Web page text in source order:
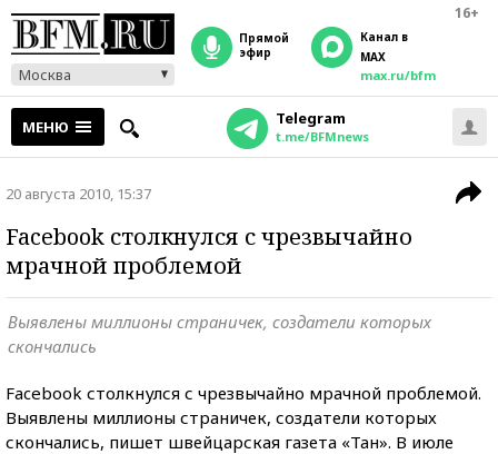
16+
Москва
прямой
эфир
Канал в
MAX
max.ru/bfm
МЕНЮ Telegram
t.me/BFMnews
20 августа 2010, 15:37
Facebook столкнулся с чрезвычайно
мрачной проблемой
Выявлены миллионы страничек, создатели которых
скончались
Facebook столкнулся с чрезвычайно мрачной проблемой.
Выявлены миллионы страничек, создатели которых
скончались, пишет швейцарская газета «Тан». В июле